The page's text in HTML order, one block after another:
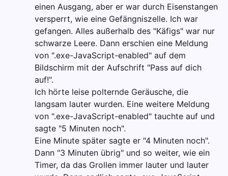
einen Ausgang, aber er war durch Eisenstangen
versperrt, wie eine Gefängniszelle. Ich war
gefangen. Alles außerhalb des "Käfigs" war nur
schwarze Leere. Dann erschien eine Meldung
von ".exe-JavaScript-enabled" auf dem
Bildschirm mit der Aufschrift "Pass auf dich
auf!".
Ich hörte leise polternde Geräusche, die
langsam lauter wurden. Eine weitere Meldung
von ".exe-JavaScript-enabled" tauchte auf und
sagte "5 Minuten noch".
Eine Minute später sagte er "4 Minuten noch".
Dann "3 Minuten übrig" und so weiter, wie ein
Timer, da das Grollen immer lauter und lauter